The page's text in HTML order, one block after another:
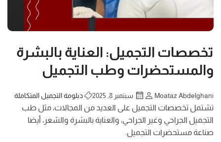
تخصصات التجميل: العناية بالبشرة
والمستحضرات وطب التجميل
Moataz Abdelghani سبتمبر 8, 2025 دبلومة التجميل المتكاملة
تشتمل تخصصات التجميل على العديد من المجالات، مثل طب
التجميل الجراحي وغير الجراحي، والعناية بالبشرة والشعر، أيضا
صناعة مستحضرات التجميل.